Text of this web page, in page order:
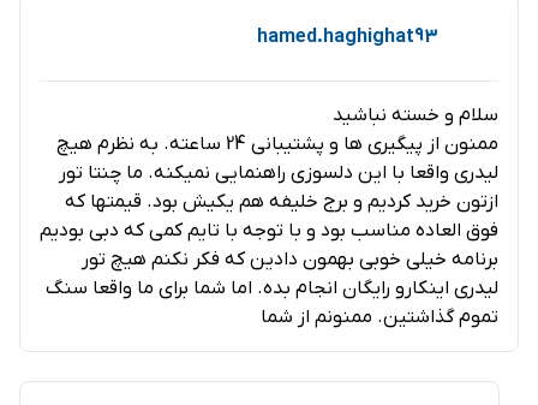
ارائه می دهد. اسپا در باشگاه برج در دو طبقه – یک طبقه برای
مناطق استراحت مشرف به مناظر خیره کننده مرکز شهر دبی و
فراتر از آن است.
حقایقی درباره برج خلیفه
برج خلیفهبا نام سابق برج دبی، ابر سازه ای در کشور امارات
بیلیون دلار ساخته شد. یکی از حقایقی که شاید خیلی ها از آن
بی اطلاع باشند،دلیل نامگذاریبرج خلیفه است. این برج در
hamed.haghighat93
سلام و خسته نباشید
ممنون از پیگیری ها و پشتیبانی 24 ساعته. به نظرم هیچ
لیدری واقعا با این دلسوزی راهنمایی نمیکنه. ما چنتا تور
ازتون خرید کردیم و برج خلیفه هم یکیش بود. قیمتها که
فوق العاده مناسب بود و با توجه با تایم کمی که دبی بودیم
برنامه خیلی خوبی بهمون دادین که فکر نکنم هیچ تور
لیدری اینکارو رایگان انجام بده. اما شما برای ما واقعا سنگ
تموم گذاشتین. ممنونم از شما